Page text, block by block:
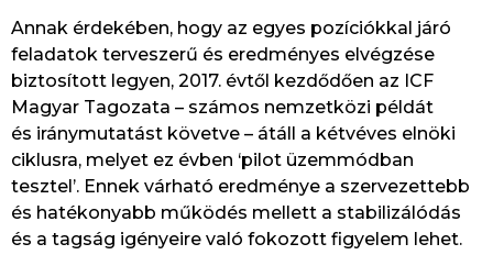
Annak érdekében, hogy az egyes pozíciókkal járó
feladatok terveszerű és eredményes elvégzése
biztosított legyen, 2017. évtől kezdődően az ICF
Magyar Tagozata – számos nemzetközi példát
és iránymutatást követve – átáll a kétvéves elnöki
ciklusra, melyet ez évben ‘pilot üzemmódban
tesztel’. Ennek várható eredménye a szervezettebb
és hatékonyabb működés mellett a stabilizálódás
és a tagság igényeire való fokozott figyelem lehet.